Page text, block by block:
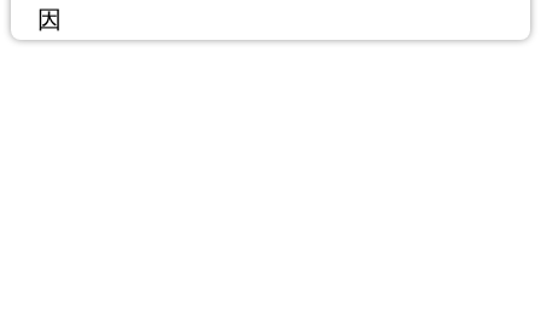
因